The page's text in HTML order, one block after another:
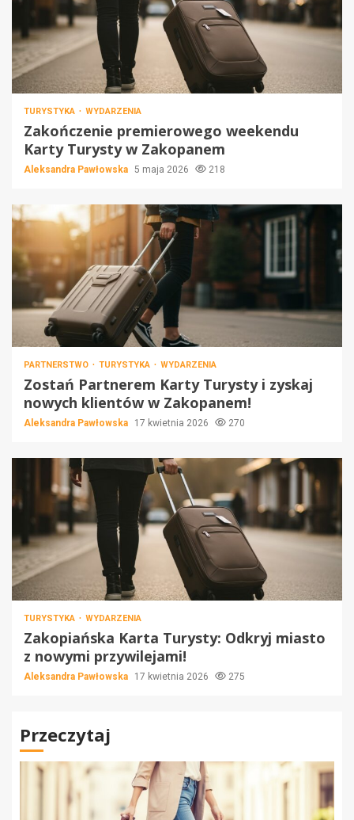
TURYSTYKA WYDARZENIA
Zakończenie premierowego weekendu
Karty Turysty w Zakopanem
Aleksandra Pawłowska 5 maja 2026 218
PARTNERSTWO TURYSTYKA WYDARZENIA
Zostań Partnerem Karty Turysty i zyskaj
nowych klientów w Zakopanem!
Aleksandra Pawłowska 17 kwietnia 2026 270
TURYSTYKA WYDARZENIA
Zakopiańska Karta Turysty: Odkryj miasto
z nowymi przywilejami!
Aleksandra Pawłowska 17 kwietnia 2026 275
Przeczytaj